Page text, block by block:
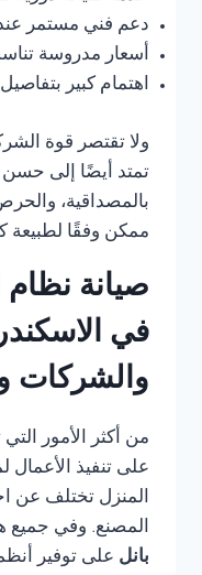
دعم فني مستمر
أسعار مدروسة
اهتمام كبير
ولا تقتصر قوة
تمتد أيضًا إلى حسن
بالمصداقية،
ممكن وفقًا
في
والشركات
من أكثر الأمور
على تنفيذ الأعمال
المنزل تختلف عن
المصنع. وفي جميع
بانل على توفير